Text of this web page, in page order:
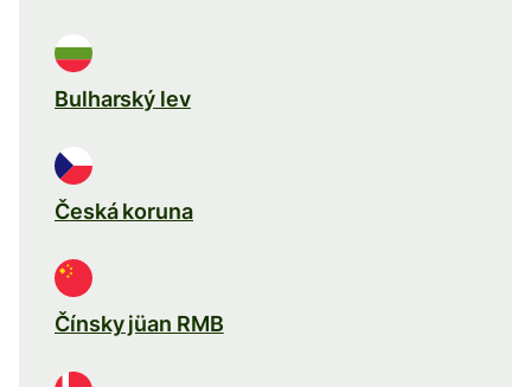
Bulharský lev
Česká koruna
Čínsky jüan RMB